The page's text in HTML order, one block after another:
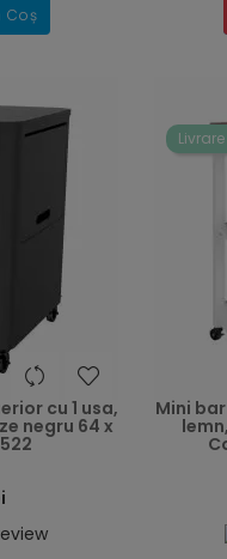
Coș
heart
cu 1 usa,
negru 64 x
Mini